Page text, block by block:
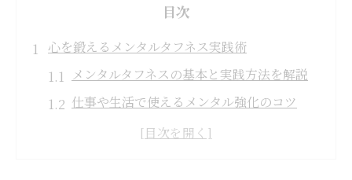
目次
心を鍛えるメンタルタフネス実践術
メンタルタフネスの基本と実践方法を解説
仕事や生活で使えるメンタル強化のコツ
心理学的視点から見るメンタル鍛錬法